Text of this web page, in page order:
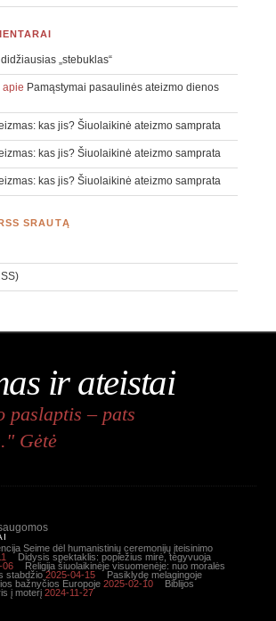
didžiausias „stebuklas“
apie Pamąstymai pasaulinės ateizmo dienos
kas jis? Šiuolaikinė ateizmo samprata
kas jis? Šiuolaikinė ateizmo samprata
kas jis? Šiuolaikinė ateizmo samprata
SRAUTĄ
ir ateistai
paslaptis – pats
Gėtė
Seime dėl humanistinių ceremonijų įteisinimo
Didysis spektaklis: popiežius mirė, tegyvuoja
06
Religija šiuolaikinėje visuomenėje: nuo moralės
stabdžio 2025-04-15
Pasiklydę melagingoje
bažnyčios Europoje 2025-02-10
Biblijos
į moterį 2024-11-27